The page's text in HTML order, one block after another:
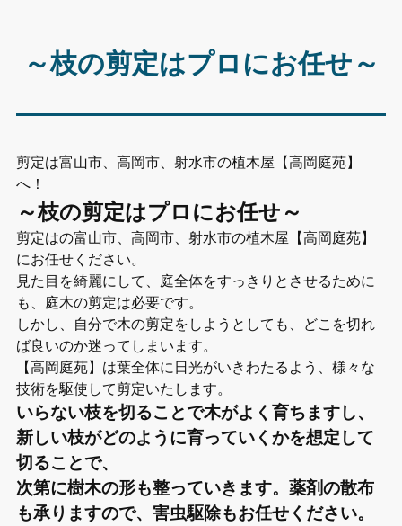
～枝の剪定はプロにお任せ～
剪定は富山市、高岡市、射水市の植木屋【高岡庭苑】
へ！
～枝の剪定はプロにお任せ～
剪定はの富山市、高岡市、射水市の植木屋【高岡庭苑】
にお任せください。
見た目を綺麗にして、庭全体をすっきりとさせるために
も、庭木の剪定は必要です。
しかし、自分で木の剪定をしようとしても、どこを切れ
ば良いのか迷ってしまいます。
【高岡庭苑】は葉全体に日光がいきわたるよう、様々な
技術を駆使して剪定いたします。
いらない枝を切ることで木がよく育ちますし、
新しい枝がどのように育っていくかを想定して
切ることで、
次第に樹木の形も整っていきます。薬剤の散布
も承りますので、害虫駆除もお任せください。